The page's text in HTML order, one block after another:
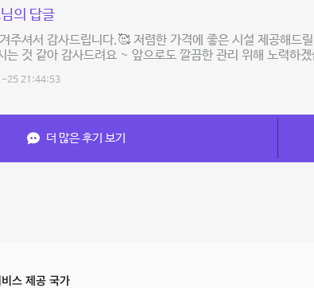
의 답글
주셔서 감사드립니다.🥰 저렴한 가격에 좋은 시설 제공해드
는 것 같아 감사드려요 ~ 앞으로도 깔끔한 관리 위해 노력하
25 21:44:53
더 많은 후기 보기
스 제공 국가